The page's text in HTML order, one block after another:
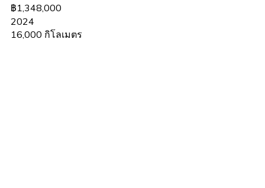
฿1,348,000
2024
16,000 กิโลเมตร